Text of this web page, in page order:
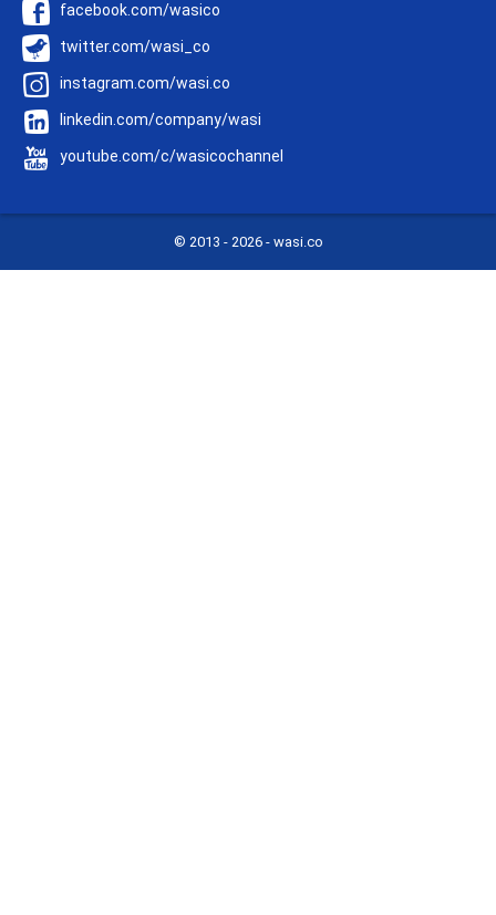
facebook.com/wasico
twitter.com/wasi_co
instagram.com/wasi.co
linkedin.com/company/wasi
youtube.com/c/wasicochannel
© 2013 - 2026 - wasi.co